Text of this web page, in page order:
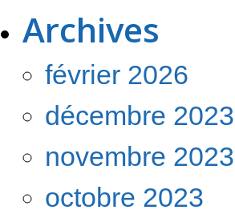
Archives
février 2026
décembre 2023
novembre 2023
octobre 2023